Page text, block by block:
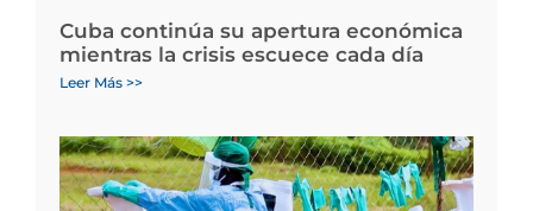
Cuba continúa su apertura económica
mientras la crisis escuece cada día
Leer Más >>